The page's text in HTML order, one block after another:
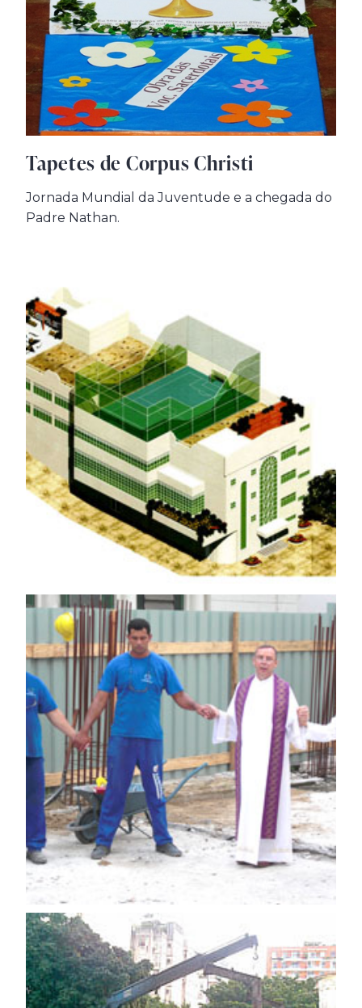
Tapetes de Corpus Christi
Jornada Mundial da Juventude e a chegada do
Padre Nathan.